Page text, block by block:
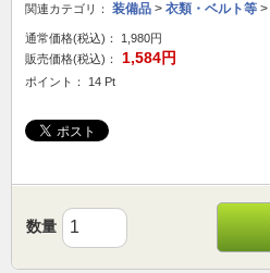
関連カテゴリ： 装備品 > 衣類・ベルト等 >
通常価格(税込)：
1,980円
販売価格(税込)：
1,584円
ポイント： 14 Pt
数量